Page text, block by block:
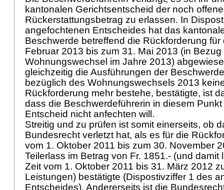
kantonalen Gerichtsentscheid der noch offene
Rückerstattungsbetrag zu erlassen. In
angefochtenen Entscheides hat das
Beschwerde betreffend die Rückforderung
Februar 2013 bis zum 31. Mai 2013 (in
Wohnungswechsel im Jahre 2013)
gleichzeitig die Ausführungen der
bezüglich des Wohnungswechsels 2013
Rückforderung mehr bestehe, bestätigte, ist
dass die Beschwerdeführerin in diesem
Entscheid nicht anfechten will.
Streitig und zu prüfen ist somit einerseits, ob
Bundesrecht verletzt hat, als es für die
vom 1. Oktober 2011 bis zum 30. November
Teilerlass im Betrag von Fr. 1851.- (und damit
Zeit vom 1. Oktober 2011 bis 31. März 2012
Leistungen) bestätigte (Dispostivziffer 1 des
Entscheides). Andererseits ist die